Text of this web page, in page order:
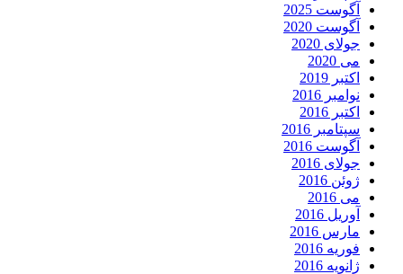
آگوست 2025
آگوست 2020
جولای 2020
می 2020
اکتبر 2019
نوامبر 2016
اکتبر 2016
سپتامبر 2016
آگوست 2016
جولای 2016
ژوئن 2016
می 2016
آوریل 2016
مارس 2016
فوریه 2016
ژانویه 2016